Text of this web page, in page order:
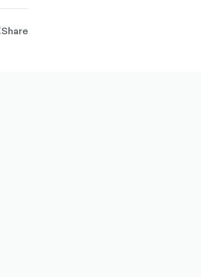
Share